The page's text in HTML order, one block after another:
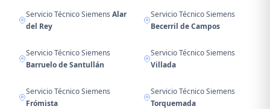
Servicio Técnico Siemens Alar
del Rey
Servicio Técnico Siemens
Becerril de Campos
Servicio Técnico Siemens
Barruelo de Santullán
Servicio Técnico Siemens
Villada
Servicio Técnico Siemens
Frómista
Servicio Técnico Siemens
Torquemada